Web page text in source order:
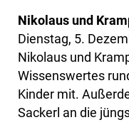
Nikolaus und
Dienstag, 5.
Nikolaus und
Wissenswertes
Kinder mit.
Sackerl an die